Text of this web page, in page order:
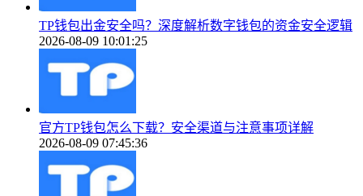
TP钱包出金安全吗？深度解析数字钱包的资金安全逻辑
2026-08-09 10:01:25
官方TP钱包怎么下载？安全渠道与注意事项详解
2026-08-09 07:45:36